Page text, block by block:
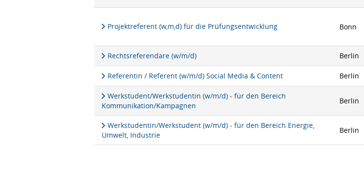
Projektreferent (w,m,d) für die Prüfungsentwicklung Bonn
Rechtsreferendare (w/m/d) Berlin
Referentin / Referent (w/m/d) Social Media & Content Berlin
Werkstudent/Werkstudentin (w/m/d) - für den Bereich
Kommunikation/Kampagnen
Berlin
Werkstudentin/Werkstudent (w/m/d) - für den Bereich Energie,
Umwelt, Industrie
Berlin